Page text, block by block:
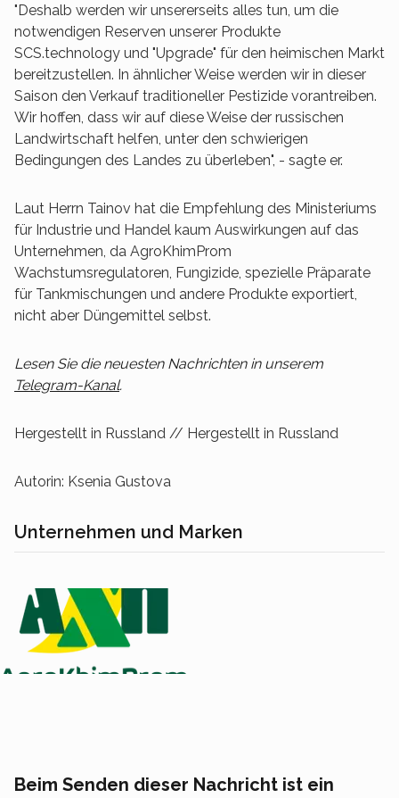
"Deshalb werden wir unsererseits alles tun, um die
notwendigen Reserven unserer Produkte
SCS.technology und "Upgrade" für den heimischen Markt
bereitzustellen. In ähnlicher Weise werden wir in dieser
Saison den Verkauf traditioneller Pestizide vorantreiben.
Wir hoffen, dass wir auf diese Weise der russischen
Landwirtschaft helfen, unter den schwierigen
Bedingungen des Landes zu überleben", - sagte er.
Laut Herrn Tainov hat die Empfehlung des Ministeriums
für Industrie und Handel kaum Auswirkungen auf das
Unternehmen, da AgroKhimProm
Wachstumsregulatoren, Fungizide, spezielle Präparate
für Tankmischungen und andere Produkte exportiert,
nicht aber Düngemittel selbst.
Lesen Sie die neuesten Nachrichten in unserem
Telegram-Kanal.
Hergestellt in Russland // Hergestellt in Russland
Autorin: Ksenia Gustova
Unternehmen und Marken
Beim Senden dieser Nachricht ist ein